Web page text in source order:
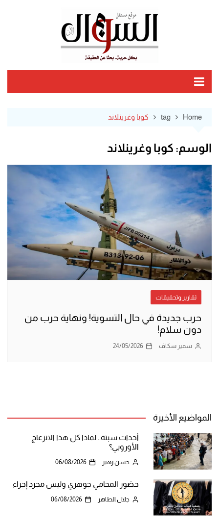
Home
tag كوبا وغرينلاند
الوسم: كوبا وغرينلاند
تقارير وتحقيقات
حرب جديدة في حال التسوية! ونهاية حرب من
دون سلام!
سمير سكاف 24/05/2026
المواضيع الأخيرة
أحداث سبتة.. لماذا كل هذا الانزعاج
الأوروبي؟
حسن زهير 06/08/2026
حضور المحامي جوهري وليس مجرد إجراء
جلال الطاهر 06/08/2026